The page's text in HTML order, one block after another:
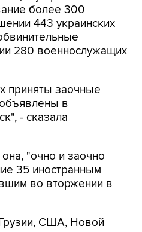
более 300
443 украинских
280 военнослужащих
приняты заочные
в
- сказала
"очно и заочно
35 иностранным
во вторжении в
США, Новой